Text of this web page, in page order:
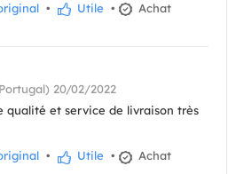
• Utile •
Achat
20/02/2022
qualité et service de livraison très
• Utile •
Achat